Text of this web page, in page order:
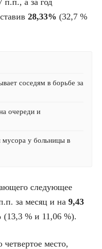
28,33% (32,7 %
соседям в борьбе за
очереди и
мусора у больницы в
следующее
за месяц и на 9,43
(13,3 % и 11,06 %).
место,